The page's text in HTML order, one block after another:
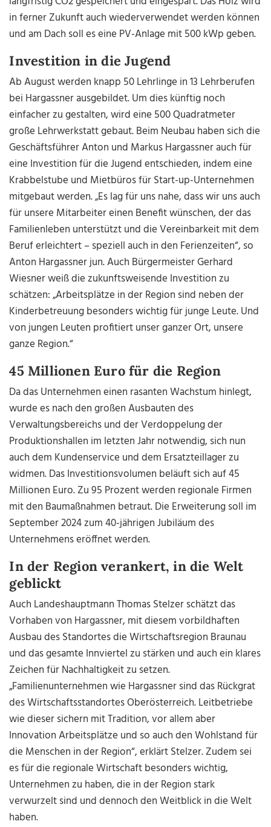
in ferner Zukunft auch wiederverwendet werden können
und am Dach soll es eine PV-Anlage mit 500 kWp geben.
Investition in die Jugend
Ab August werden knapp 50 Lehrlinge in 13 Lehrberufen
bei Hargassner ausgebildet. Um dies künftig noch
einfacher zu gestalten, wird eine 500 Quadratmeter
große Lehrwerkstatt gebaut. Beim Neubau haben sich die
Geschäftsführer Anton und Markus Hargassner auch für
eine Investition für die Jugend entschieden, indem eine
Krabbelstube und Mietbüros für Start-up-Unternehmen
mitgebaut werden. „Es lag für uns nahe, dass wir uns auch
für unsere Mitarbeiter einen Benefit wünschen, der das
Familienleben unterstützt und die Vereinbarkeit mit dem
Beruf erleichtert – speziell auch in den Ferienzeiten“, so
Anton Hargassner jun. Auch Bürgermeister Gerhard
Wiesner weiß die zukunftsweisende Investition zu
schätzen: „Arbeitsplätze in der Region sind neben der
Kinderbetreuung besonders wichtig für junge Leute. Und
von jungen Leuten profitiert unser ganzer Ort, unsere
ganze Region.“
45 Millionen Euro für die Region
Da das Unternehmen einen rasanten Wachstum hinlegt,
wurde es nach den großen Ausbauten des
Verwaltungsbereichs und der Verdoppelung der
Produktionshallen im letzten Jahr notwendig, sich nun
auch dem Kundenservice und dem Ersatzteillager zu
widmen. Das Investitionsvolumen beläuft sich auf 45
Millionen Euro. Zu 95 Prozent werden regionale Firmen
mit den Baumaßnahmen betraut. Die Erweiterung soll im
September 2024 zum 40-jährigen Jubiläum des
Unternehmens eröffnet werden.
In der Region verankert, in die Welt
geblickt
Auch Landeshauptmann Thomas Stelzer schätzt das
Vorhaben von Hargassner, mit diesem vorbildhaften
Ausbau des Standortes die Wirtschaftsregion Braunau
und das gesamte Innviertel zu stärken und auch ein klares
Zeichen für Nachhaltigkeit zu setzen.
„Familienunternehmen wie Hargassner sind das Rückgrat
des Wirtschaftsstandortes Oberösterreich. Leitbetriebe
wie dieser sichern mit Tradition, vor allem aber
Innovation Arbeitsplätze und so auch den Wohlstand für
die Menschen in der Region“, erklärt Stelzer. Zudem sei
es für die regionale Wirtschaft besonders wichtig,
Unternehmen zu haben, die in der Region stark
verwurzelt sind und dennoch den Weitblick in die Welt
haben.